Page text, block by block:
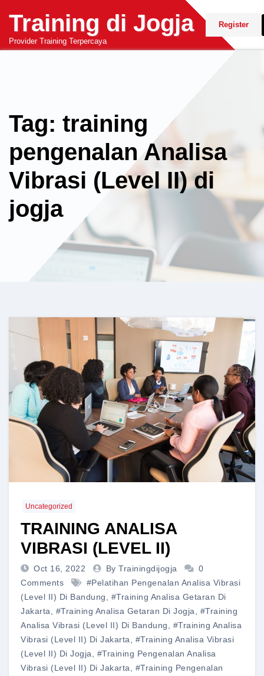
content
Training di Jogja
Provider Training Terpercaya
Register
Tag: training
pengenalan Analisa
Vibrasi (Level II) di
jogja
Uncategorized
TRAINING ANALISA
VIBRASI (LEVEL II)
Oct 16, 2022 By Trainingdijogja
0
Comments
#pelatihan Pengenalan Analisa Vibrasi
(Level II) Di Bandung, #training Analisa Getaran Di
Jakarta, #training Analisa Getaran Di Jogja, #training
Analisa Vibrasi (Level II) Di Bandung, #training Analisa
Vibrasi (Level II) Di Jakarta, #training Analisa Vibrasi
(Level II) Di Jogja, #training Pengenalan Analisa
Vibrasi (Level II) Di Jakarta, #training Pengenalan